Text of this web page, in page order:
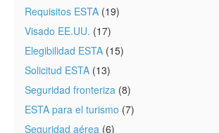
Requisitos ESTA (19)
Visado EE.UU. (17)
Elegibilidad ESTA (15)
Solicitud ESTA (13)
Seguridad fronteriza (8)
ESTA para el turismo (7)
Seguridad aérea (6)